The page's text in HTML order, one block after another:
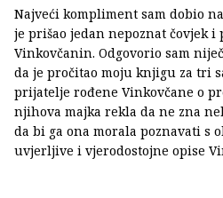
Najveći kompliment sam dobio
je prišao jedan nepoznat čovjek i
Vinkovčanin. Odgovorio sam
da je pročitao moju knjigu za tri
prijatelje rođene Vinkovčane o
njihova majka rekla da ne zna
da bi ga ona morala poznavati s
uvjerljive i vjerodostojne opise